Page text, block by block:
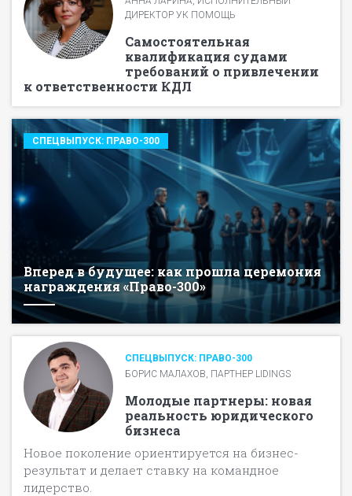
ДИРЕКТОР УК ПОМОЩЬ
Самостоятельная
квалификация судами
требований о привлечении
к ответственности КДЛ
СПЕЦВЫПУСК: ПРАВО-300
Вперед в будущее: как прошла церемония
награждения «Право-300»
СПЕЦВЫПУСК: ПРАВО-300
БОРИС МАЛАХОВ, ПАРТНЕР LIDINGS
Молодые партнеры: новая
реальность юридического
бизнеса
Новое поколение ориентируется на бизнес-
результат и делает ставку на командное
лидерство.